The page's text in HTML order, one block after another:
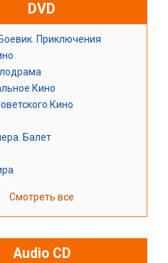
DVD
Приключения
Кино
Кино
Балет
Смотреть все
Audio CD